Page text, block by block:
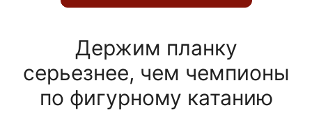
Держим планку
серьезнее, чем чемпионы
по фигурному катанию